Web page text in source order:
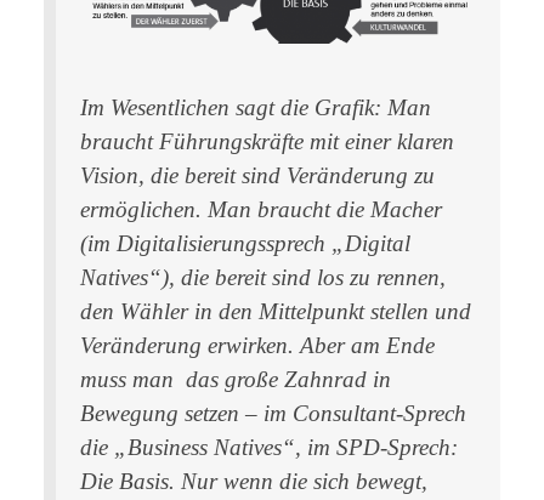
Im Wesentlichen sagt die Grafik: Man
braucht Führungskräfte mit einer klaren
Vision, die bereit sind Veränderung zu
ermöglichen. Man braucht die Macher
(im Digitalisierungssprech „Digital
Natives“), die bereit sind los zu rennen,
den Wähler in den Mittelpunkt stellen und
Veränderung erwirken. Aber am Ende
muss man das große Zahnrad in
Bewegung setzen – im Consultant-Sprech
die „Business Natives“, im SPD-Sprech:
Die Basis. Nur wenn die sich bewegt,